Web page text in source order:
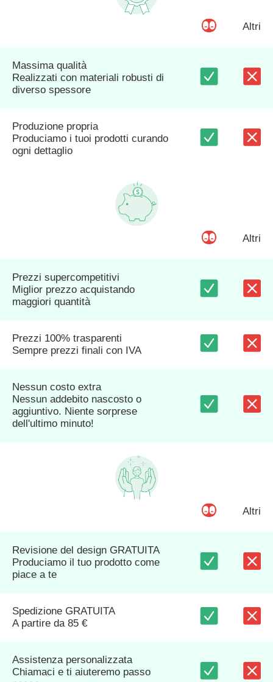
Altri
Massima qualità
Realizzati con materiali robusti di
diverso spessore
Produzione propria
Produciamo i tuoi prodotti curando
ogni dettaglio
Altri
Prezzi supercompetitivi
Miglior prezzo acquistando
maggiori quantità
Prezzi 100% trasparenti
Sempre prezzi finali con IVA
Nessun costo extra
Nessun addebito nascosto o
aggiuntivo. Niente sorprese
dell'ultimo minuto!
Altri
Revisione del design GRATUITA
Produciamo il tuo prodotto come
piace a te
Spedizione GRATUITA
A partire da 85 €
Assistenza personalizzata
Chiamaci e ti aiuteremo passo